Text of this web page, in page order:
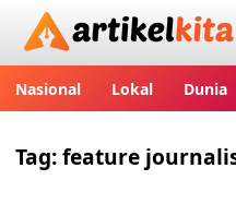
Nasional Lokal Dunia
Tag:feature